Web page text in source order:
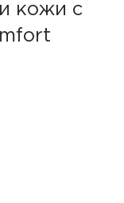
кожи с